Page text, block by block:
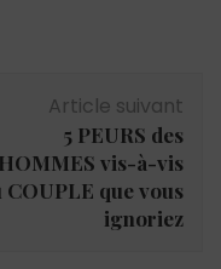
Article suivant
5 PEURS des
HOMMES vis-à-vis
COUPLE que vous
ignoriez